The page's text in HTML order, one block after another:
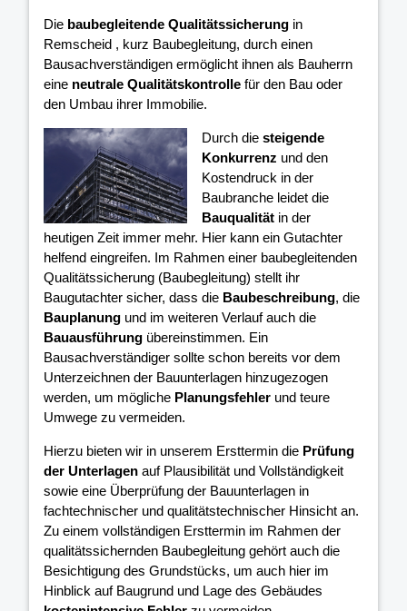
Die baubegleitende Qualitätssicherung in
Remscheid , kurz Baubegleitung, durch einen
Bausachverständigen ermöglicht ihnen als Bauherrn
eine neutrale Qualitätskontrolle für den Bau oder
den Umbau ihrer Immobilie.
Durch diesteigende
Konkurrenz und den
Kostendruck in der
Baubranche leidet die
Bauqualität in der
heutigen Zeit immer mehr. Hier kann ein Gutachter
helfend eingreifen. Im Rahmen einer baubegleitenden
Qualitätssicherung (Baubegleitung) stellt ihr
Baugutachter sicher, dass die Baubeschreibung, die
Bauplanung und im weiteren Verlauf auch die
Bauausführung übereinstimmen. Ein
Bausachverständiger sollte schon bereits vor dem
Unterzeichnen der Bauunterlagen hinzugezogen
werden, um mögliche Planungsfehler und teure
Umwege zu vermeiden.
Hierzu bieten wir in unserem Ersttermin die Prüfung
der Unterlagen auf Plausibilität und Vollständigkeit
sowie eine Überprüfung der Bauunterlagen in
fachtechnischer und qualitätstechnischer Hinsicht an.
Zu einem vollständigen Ersttermin im Rahmen der
qualitätssichernden Baubegleitung gehört auch die
Besichtigung des Grundstücks, um auch hier im
Hinblick auf Baugrund und Lage des Gebäudes